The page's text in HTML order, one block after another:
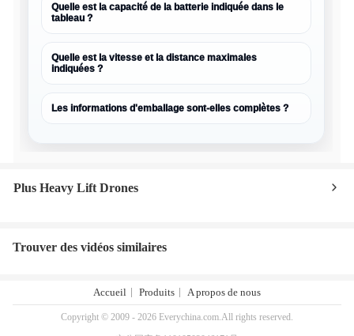
Quelle est la capacité de la batterie indiquée dans le
tableau ?
Quelle est la vitesse et la distance maximales
indiquées ?
Les informations d'emballage sont-elles complètes ?
Plus Heavy Lift Drones
Trouver des vidéos similaires
Accueil Produits A propos de nous
Copyright © 2009 - 2026 Everychina.com.All rights reserved.